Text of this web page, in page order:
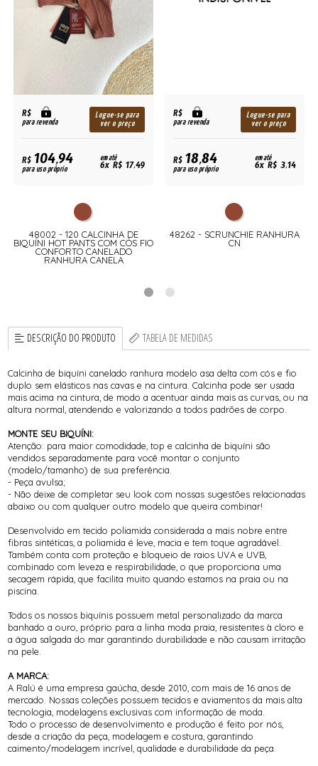
R$
para revenda
Logue-se para
ver o preço
R$104,94
para uso próprio
em até
6x R$ 17,49
48002 - 120 CALCINHA DE
BIQUÍNI HOT PANTS COM CÓS FIO
CONFORTO CANELADO
RANHURA CANELA
R$
para revenda
Logue-se para
ver o preço
R$18,84
para uso próprio
em até
6x R$ 3,14
48262 - SCRUNCHIE RANHURA
CN
DESCRIÇÃO DO PRODUTO TABELA DE MEDIDAS
Calcinha de biquíni canelado ranhura modelo asa delta com cós e fio
duplo sem elásticos nas cavas e na cintura. Calcinha pode ser usada
mais acima na cintura, de modo a acentuar ainda mais as curvas, ou na
altura normal, atendendo e valorizando a todos padrões de corpo.
MONTE SEU BIQUÍNI:
Atenção: para maior comodidade, top e calcinha de biquíni são
vendidos separadamente para você montar o conjunto
(modelo/tamanho) de sua preferência.
- Peça avulsa;
- Não deixe de completar seu look com nossas sugestões relacionadas
abaixo ou com qualquer outro modelo que queira combinar!
Desenvolvido em tecido poliamida considerada a mais nobre entre
fibras sintéticas, a poliamida é leve, macia e tem toque agradável.
Também conta com proteção e bloqueio de raios UVA e UVB,
combinado com leveza e respirabilidade, o que proporciona uma
secagem rápida, que facilita muito quando estamos na praia ou na
piscina.
Todos os nossos biquínis possuem metal personalizado da marca
banhado a ouro, próprio para a linha moda praia, resistentes à cloro e
a água salgada do mar garantindo durabilidade e não causam irritação
na pele.
A MARCA:
A Ralú é uma empresa gaúcha, desde 2010, com mais de 16 anos de
mercado. Nossas coleções possuem tecidos e aviamentos da mais alta
tecnologia, modelagens exclusivas com informação de moda.
Todo o processo de desenvolvimento e produção é feito por nós,
desde a criação da peça, modelagem e costura, garantindo
caimento/modelagem incrível, qualidade e durabilidade da peça.